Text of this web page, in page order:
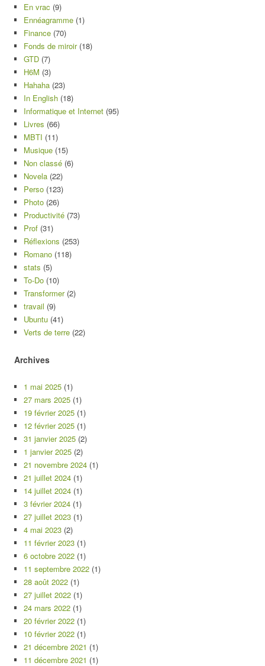
En vrac (9)
Ennéagramme (1)
Finance (70)
Fonds de miroir(18)
GTD (7)
H6M (3)
Hahaha (23)
In English (18)
Informatique et Internet (95)
Livres (66)
MBTI (11)
Musique (15)
Non classé (6)
Novela (22)
Perso (123)
Photo (26)
Productivité (73)
Prof (31)
Réflexions (253)
Romano (118)
stats (5)
To-Do (10)
Transformer(2)
travail (9)
Ubuntu (41)
Verts de terre (22)
Archives
1 mai 2025 (1)
27 mars 2025 (1)
19 février 2025 (1)
12 février 2025 (1)
31 janvier 2025 (2)
1 janvier 2025 (2)
21 novembre 2024 (1)
21 juillet 2024 (1)
14 juillet 2024 (1)
3 février 2024 (1)
27 juillet 2023 (1)
4 mai 2023 (2)
11 février 2023 (1)
6 octobre 2022 (1)
11 septembre 2022 (1)
28 août 2022 (1)
27 juillet 2022 (1)
24 mars 2022 (1)
20 février 2022 (1)
10 février 2022 (1)
21 décembre 2021 (1)
11 décembre 2021 (1)